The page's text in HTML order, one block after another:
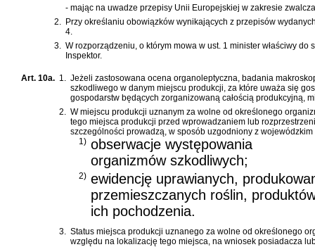
- mając na uwadze przepisy Unii Europejskiej w zakresie
2.
Przy określaniu obowiązków wynikających z przepisów
4.
3.
W rozporządzeniu, o którym mowa w ust. 1 minister właściwy
Inspektor.
Art. 10a. 1.
Jeżeli zastosowana ocena organoleptyczna, badania
szkodliwego w danym miejscu produkcji, za które uważa się
gospodarstw będących zorganizowaną całością produkcyjną,
2.
W miejscu produkcji uznanym za wolne od określonego
tego miejsca produkcji przed wprowadzaniem lub
szczególności prowadzą, w sposób uzgodniony z wojewódzkim
1) obserwacje występowania
organizmów szkodliwych;
2) ewidencję uprawianych,
przemieszczanych roślin,
ich pochodzenia.
3.
Status miejsca produkcji uznanego za wolne od określonego
względu na lokalizację tego miejsca, na wniosek posiadacza